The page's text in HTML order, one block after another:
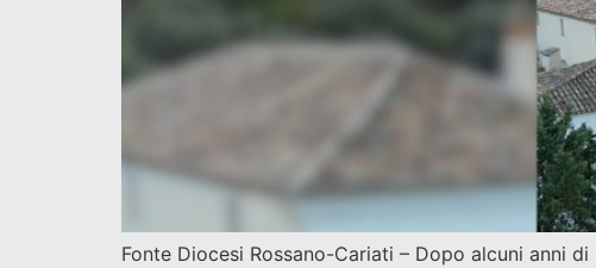
Fonte Diocesi Rossano-Cariati – Dopo alcuni anni